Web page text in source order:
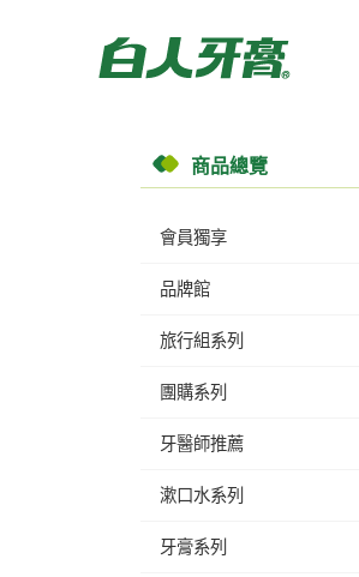
商品總覽
會員獨享
品牌館
旅行組系列
團購系列
牙醫師推薦
漱口水系列
牙膏系列